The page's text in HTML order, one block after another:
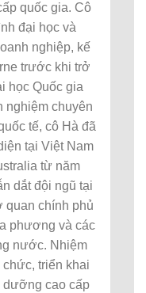
quốc gia. Cô
đại học và
nghiệp, kế
trước khi trở
học Quốc gia
nghiệm chuyên
tế, cô Hà đã
tại Việt Nam
từ năm
dắt đội ngũ tại
quan chính phủ
phương và các
nước. Nhiệm
triển khai
dưỡng cao cấp